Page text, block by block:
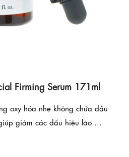
Firming Serum 171ml
oxy hóa nhẹ không chứa dầu
giảm các dấu hiệu lão ...